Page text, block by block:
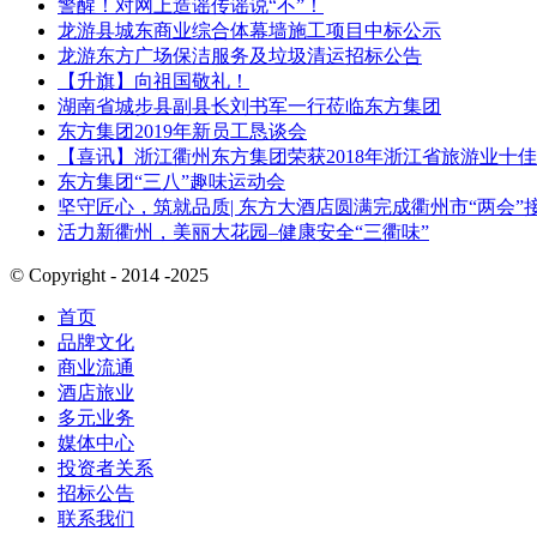
警醒！对网上造谣传谣说“不”！
龙游县城东商业综合体幕墙施工项目中标公示
龙游东方广场保洁服务及垃圾清运招标公告
【升旗】向祖国敬礼！
湖南省城步县副县长刘书军一行莅临东方集团
东方集团2019年新员工恳谈会
【喜讯】浙江衢州东方集团荣获2018年浙江省旅游业十
东方集团“三八”趣味运动会
坚守匠心，筑就品质| 东方大酒店圆满完成衢州市“两会”
活力新衢州，美丽大花园–健康安全“三衢味”
© Copyright - 2014 -2025
首页
品牌文化
商业流通
酒店旅业
多元业务
媒体中心
投资者关系
招标公告
联系我们